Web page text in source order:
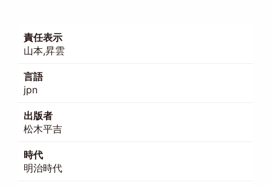
責任表示
山本,昇雲
言語
jpn
出版者
松木平吉
時代
明治時代